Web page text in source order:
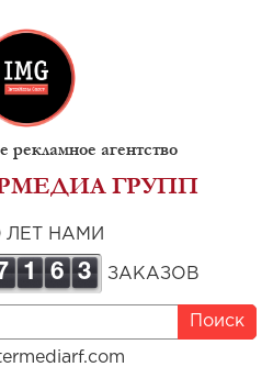
агентство
ГРУПП
ЛЕТ НАМИ
1 6 3 ЗАКАЗОВ
Поиск